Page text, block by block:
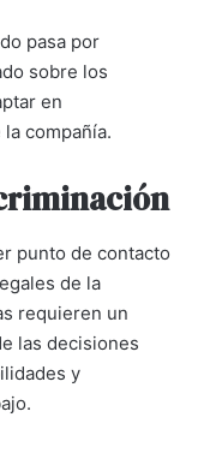
pasa por
sobre los
en
compañía.
punto de contacto
de la
requieren un
las decisiones
y